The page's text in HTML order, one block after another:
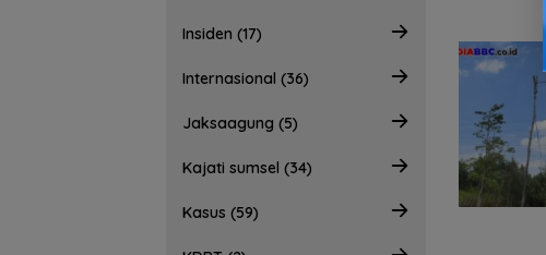
Insiden (17)
Internasional (36)
Jaksaagung (5)
Kajati sumsel (34)
Kasus (59)